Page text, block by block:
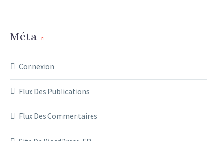
Méta
Connexion
Flux Des Publications
Flux Des Commentaires